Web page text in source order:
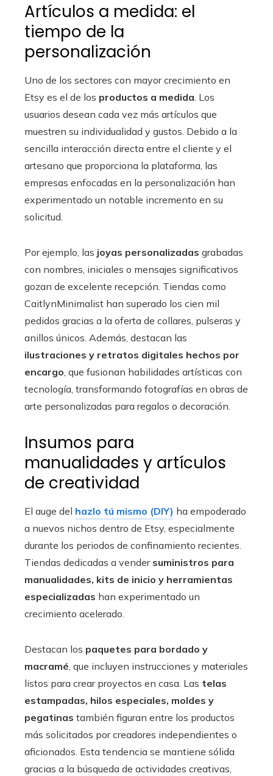
Artículos a medida: el
tiempo de la
personalización
Uno de los sectores con mayor crecimiento en
Etsy es el de los productos a medida. Los
usuarios desean cada vez más artículos que
muestren su individualidad y gustos. Debido a la
sencilla interacción directa entre el cliente y el
artesano que proporciona la plataforma, las
empresas enfocadas en la personalización han
experimentado un notable incremento en su
solicitud.
Por ejemplo, las joyas personalizadas grabadas
con nombres, iniciales o mensajes significativos
gozan de excelente recepción. Tiendas como
CaitlynMinimalist han superado los cien mil
pedidos gracias a la oferta de collares, pulseras y
anillos únicos. Además, destacan las
ilustraciones y retratos digitales hechos por
encargo, que fusionan habilidades artísticas con
tecnología, transformando fotografías en obras de
arte personalizadas para regalos o decoración.
Insumos para
manualidades y artículos
de creatividad
El auge del hazlo tú mismo (DIY) ha empoderado
a nuevos nichos dentro de Etsy, especialmente
durante los periodos de confinamiento recientes.
Tiendas dedicadas a vender suministros para
manualidades, kits de inicio y herramientas
especializadas han experimentado un
crecimiento acelerado.
Destacan los paquetes para bordado y
macramé, que incluyen instrucciones y materiales
listos para crear proyectos en casa. Las telas
estampadas, hilos especiales, moldes y
pegatinas también figuran entre los productos
más solicitados por creadores independientes o
aficionados. Esta tendencia se mantiene sólida
gracias a la búsqueda de actividades creativas,